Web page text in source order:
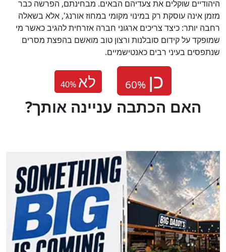
היהודיים שוקלים את צעדיהם הבאים. מבחינתם, הפרשה כבר
מזמן אינה עוסקת רק במינוי מקומי במחוז אורנג', אלא בשאלה
רחבה יותר: כיצד צריכים ארגוני חברה אזרחית להגיב כאשר מי
שמופקד על קידום סובלנות ורצון טוב מואשם בהפצת מסרים
שנתפסים בעיני רבים כאנטישמיים.
40% לא
?האם הכתבה עניינה אותך